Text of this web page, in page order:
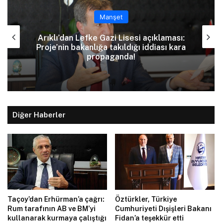
Manşet
Arıklı’dan Lefke Gazi Lisesi açıklaması:
Proje’nin bakanlığa takıldığı iddiası kara
propaganda!
Diğer Haberler
Taçoy’dan Erhürman’a çağrı:
Rum tarafının AB ve BM’yi
kullanarak kurmaya çalıştığı
Öztürkler, Türkiye
Cumhuriyeti Dışişleri Bakanı
Fidan’a teşekkür etti